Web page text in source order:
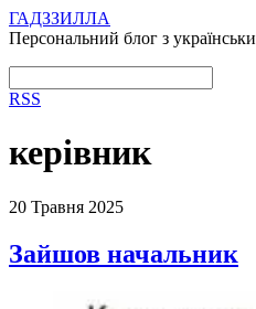
ГАДЗЗИЛЛА
Персональний блог з
RSS
керівник
20 Травня 2025
Зайшов начальник